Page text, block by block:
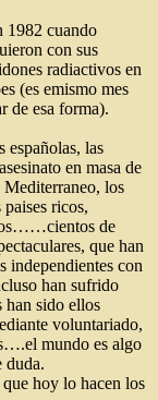
1982 cuando
con sus
radiactivos en
(es emismo mes
de esa forma).
españolas, las
en masa de
Mediterraneo, los
ricos,
de
que han
independientes con
han sufrido
han sido ellos
voluntariado,
mundo es algo
duda.
hoy lo hacen los